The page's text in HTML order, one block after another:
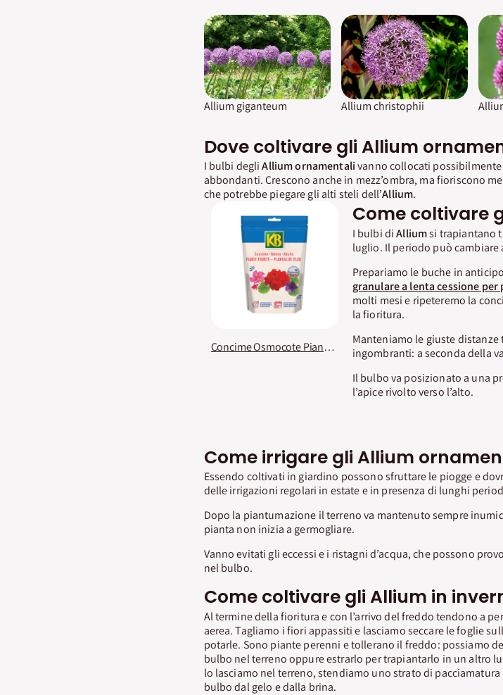
Allium giganteum Allium christophii
Dove coltivare gli Allium
I bulbi degliAllium ornamentalivanno collocati
abbondanti. Crescono anche in mezz’ombra, ma fioriscono
che potrebbe piegare gli alti steli dell’Allium.
Concime Osmocote Piante Fiorite KB
Come coltivare
I bulbi diAlliumsi trapiantano
luglio. Il periodo può cambiare
Prepariamo le buche in
granulare a lenta cessione
molti mesi e ripeteremo la
la fioritura.
Manteniamo le giuste
ingombranti: a seconda della
Il bulbo va posizionato a una
l’apice rivolto verso l’alto.
Come irrigare gli Allium
Essendo coltivati in giardino possono sfruttare le piogge e
delle irrigazioni regolari in estate e in presenza di lunghi
Dopo la piantumazione il terreno va mantenuto sempre
pianta non inizia a germogliare.
Vanno evitati gli eccessi e i ristagni d’acqua, che possono
nel bulbo.
Come coltivare gli Allium in
Al termine della fioritura e con l’arrivo del freddo tendono a
aerea. Tagliamo i fiori appassiti e lasciamo seccare le foglie
potarle. Sono piante perenni e tollerano il freddo: possiamo
bulbo nel terreno oppure estrarlo per trapiantarlo in un altro
lo lasciamo nel terreno, stendiamo uno strato di
bulbo dal gelo e dalla brina.